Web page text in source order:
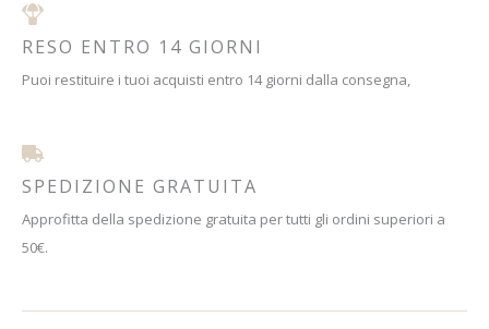
RESO ENTRO 14 GIORNI
Puoi restituire i tuoi acquisti entro 14 giorni dalla consegna,
SPEDIZIONE GRATUITA
Approfitta della spedizione gratuita per tutti gli ordini superiori a
50€.